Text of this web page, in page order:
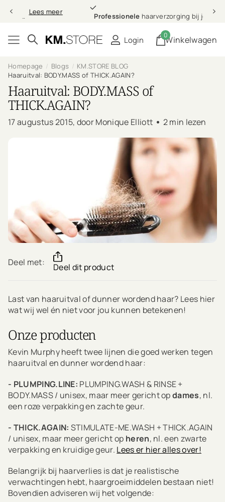
Professionele haarverzorging bij jou thuis
Login Winkelwagen
0
Homepage Blogs
KM.STORE BLOG
Haaruitval: BODY.MASS of THICK.AGAIN?
Haaruitval: BODY.MASS of
THICK.AGAIN?
17 augustus 2015, door Monique Elliott 2 min lezen
Deel met: Deel dit product
Last van haaruitval of dunner wordend haar? Lees hier
wat wij wel én niet voor jou kunnen betekenen!
Onze producten
Kevin Murphy heeft twee lijnen die goed werken tegen
haaruitval en dunner wordend haar:
- PLUMPING.LINE: PLUMPING.WASH & RINSE +
BODY.MASS / unisex, maar meer gericht opdames, nl.
een roze verpakking en zachte geur.
- THICK.AGAIN: STIMULATE-ME.WASH + THICK.AGAIN
/ unisex, maar meer gericht op heren, nl. een zwarte
verpakking en kruidige geur. Lees er hier alles over!
Belangrijk bij haarverlies is dat je realistische
verwachtingen hebt, haargroeimiddelen bestaan niet!
Bovendien adviseren wij het volgende: